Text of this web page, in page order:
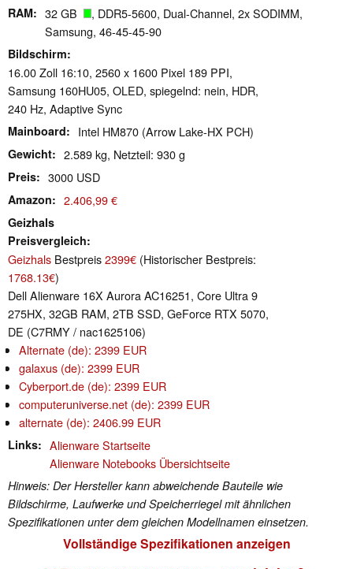
RAM 32 GB
, DDR5-5600, Dual-Channel, 2x SODIMM,
Samsung, 46-45-45-90
Bildschirm
16.00 Zoll 16:10, 2560 x 1600 Pixel 189 PPI,
Samsung 160HU05, OLED, spiegelnd: nein, HDR,
240 Hz, Adaptive Sync
Mainboard Intel HM870 (Arrow Lake-HX PCH)
Gewicht 2.589 kg, Netzteil: 930 g
Preis 3000 USD
Amazon 2.406,99 €
Geizhals
Preisvergleich
Geizhals Bestpreis2399€ (Historischer Bestpreis:
1768.13€)
Dell Alienware 16X Aurora AC16251, Core Ultra 9
275HX, 32GB RAM, 2TB SSD, GeForce RTX 5070,
DE (C7RMY / nac1625106)
Alternate (de): 2399 EUR
galaxus (de): 2399 EUR
Cyberport.de (de): 2399 EUR
computeruniverse.net (de): 2399 EUR
alternate (de): 2406.99 EUR
Links
Alienware Startseite
Alienware Notebooks Übersichtseite
Hinweis: Der Hersteller kann abweichende Bauteile wie
Bildschirme, Laufwerke und Speicherriegel mit ähnlichen
Spezifikationen unter dem gleichen Modellnamen einsetzen.
Vollständige Spezifikationen anzeigen